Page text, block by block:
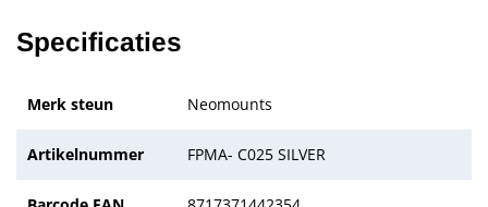
Specificaties
Merk steun Neomounts
Artikelnummer FPMA- C025 SILVER